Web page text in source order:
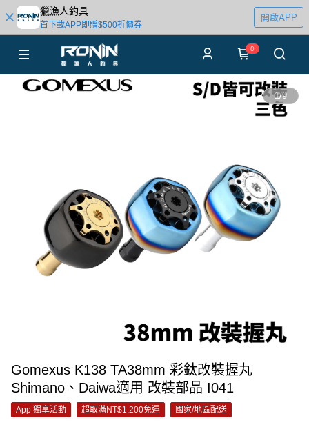
獵漁人釣具
首下載APP即贈$500折價券
開啟APP
0
1/9
Gomexus K138 TA38mm 彩鈦改裝握丸
Shimano、Daiwa適用 改裝部品 I041
App 獨享活動 超取滿NT$1,200免運 國家/地區配送